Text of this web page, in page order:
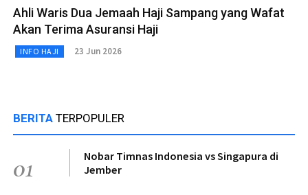
Ahli Waris Dua Jemaah Haji Sampang yang Wafat
Akan Terima Asuransi Haji
INFO HAJI 23 Jun 2026
BERITA TERPOPULER
01
Nobar Timnas Indonesia vs Singapura di
Jember